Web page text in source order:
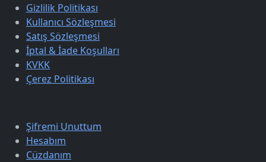
Gizlilik Politikası
Kullanıcı Sözleşmesi
Satış Sözleşmesi
İptal & İade Koşulları
KVKK
Çerez Politikası
Şifremi Unuttum
Hesabım
Cüzdanım